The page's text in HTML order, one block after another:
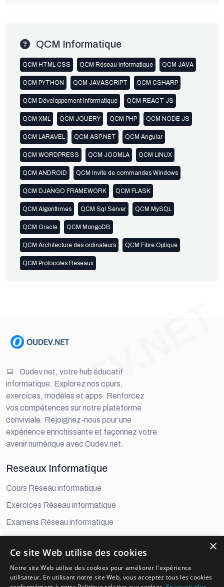
OUDEV.NET
QCM Informatique
QCM HTML CSS QCM Réseau Informatique QCM JAVA
QCM PYTHON QCM JAVASCRIPT QCM CSHARP
QCM Développement Informatique QCM REACT JS
QCM XML QCM JQUERY QCM PHP QCM NODE JS
QCM LARAVEL QCM ASP.NET QCM Angular
QCM WORDPRESS QCM JOOMLA QCM LINUX
QCM ANDROID QCM Invite de commandes Windows
QCM DJANGO FRAMEWORK QCM FLASK
QCM Algorithmes QCM Sql Server QCM MySQL
QCM Oracle QCM MongoDB
QCM Architecture des ordinateurs QCM Fibre Optique
QCM Protocoles Reseaux
Oudev.net, votre hub éducatif
informatique. Explorez nos cours,
exercices, modèles et apps. Renforcez
vos compétences sur notre plateforme
conviviale. Rejoignez-nous pour une
expérience enrichissante et façonnez votre
avenir numérique avec Oudev.net.
Reseaux Informatique
Cours Réseau informatique
Exercices Réseau informatique
Examens Réseau informatique
Developement Digital
Cours Développement Digital
Exercices Développement Digital
×
Ce site Web utilise des cookies
Notre site Web utilise des cookies pour améliorer l'expérience
utilisateur. En utilisant notre site Web, vous acceptez tous les cookies